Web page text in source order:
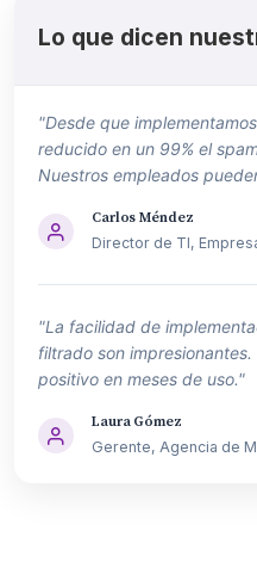
Lo que dicen
"Desde que
reducido en un 99% el
Nuestros empleados
Carlos Méndez
Director de TI,
"La facilidad de
filtrado son
positivo en meses de uso."
Laura Gómez
Gerente, Agencia de